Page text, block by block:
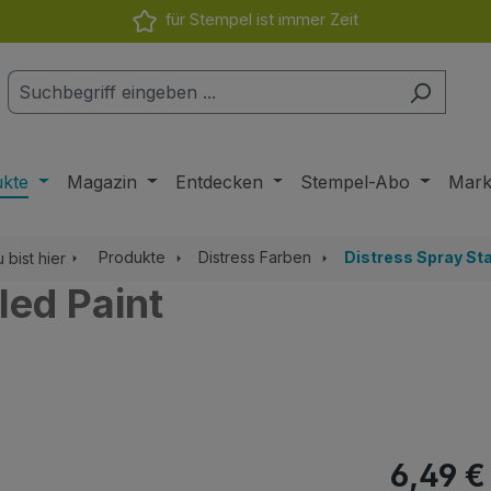
für Stempel ist immer Zeit
Magazin Entdecken Stempel-Abo
bist hier Produkte Distress Farben Distress Spray
Paint
Regulärer
6,49 €